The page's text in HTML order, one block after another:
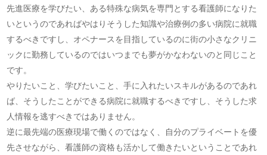
先進医療を学びたい、ある特殊な病気を専門とする看護師になりた
いというのであればやはりそうした知識や治療例の多い病院に就職
するべきですし、オペナースを目指しているのに街の小さなクリニ
ックに勤務しているのではいつまでも夢がかなわないのと同じこと
です。
やりたいこと、学びたいこと、手に入れたいスキルがあるのであれ
ば、そうしたことができる病院に就職するべきですし、そうした求
人情報を逃すべきではありません。
逆に最先端の医療現場で働くのではなく、自分のプライベートを優
先させながら、看護師の資格も活かして働きたいということであれ